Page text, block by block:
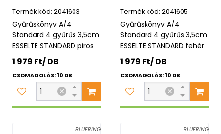
2041603
Gyűrűskönyv A/4
Standard 4 gyűrűs 3,5cm
ESSELTE STANDARD piros
1 979 Ft/ DB
CSOMAGOLÁS: 10 DB
2041605
Gyűrűskönyv A/4
Standard 4 gyűrűs 3,5cm
ESSELTE STANDARD fehér
1 979 Ft/ DB
CSOMAGOLÁS: 10 DB
BLUERING BLUERING